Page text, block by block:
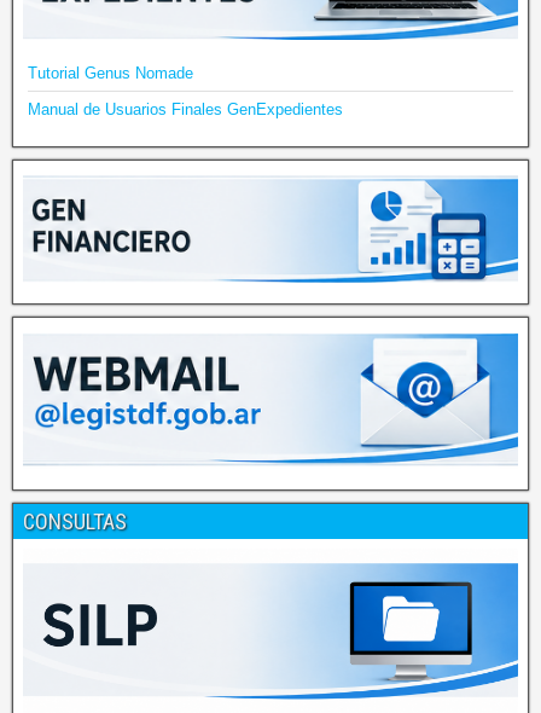
Tutorial Genus Nomade
Manual de Usuarios Finales GenExpedientes
CONSULTAS